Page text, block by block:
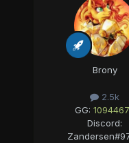
Brony
2.5k
GG:
Discord: